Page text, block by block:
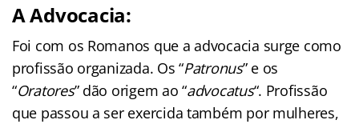
A Advocacia:
Foi com os Romanos que a advocacia surge como
profissão organizada. Os “Patronus” e os
“Oratores” dão origem ao “advocatus“. Profissão
que passou a ser exercida também por mulheres,